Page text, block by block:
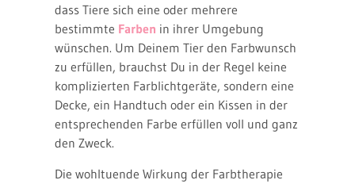
dass Tiere sich eine oder mehrere
bestimmte Farben in ihrer Umgebung
wünschen. Um Deinem Tier den Farbwunsch
zu erfüllen, brauchst Du in der Regel keine
komplizierten Farblichtgeräte, sondern eine
Decke, ein Handtuch oder ein Kissen in der
entsprechenden Farbe erfüllen voll und ganz
den Zweck.
Die wohltuende Wirkung der Farbtherapie